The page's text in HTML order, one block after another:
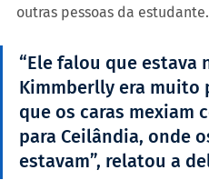
outras pessoas da estudante.
“Ele falou que estava
Kimmberlly era muito
que os caras mexiam
para Ceilândia, onde
estavam”, relatou a